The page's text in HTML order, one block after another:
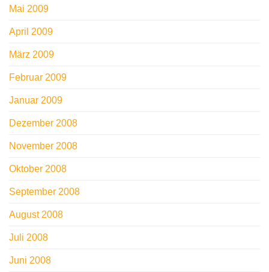
Mai 2009
April 2009
März 2009
Februar 2009
Januar 2009
Dezember 2008
November 2008
Oktober 2008
September 2008
August 2008
Juli 2008
Juni 2008